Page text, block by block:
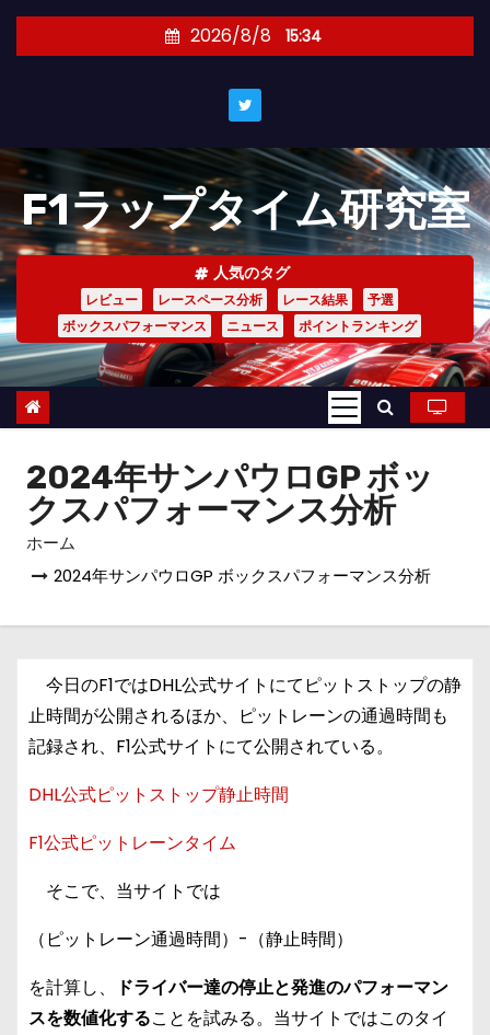
キ
ッ
プ
2026/8/8 15:34
F1ラップタイム研究室
人気のタグ
レビュー レースペース分析 レース結果
予選
ボックスパフォーマンス
ニュース ポイントランキング
2024年サンパウロGP ボッ
クスパフォーマンス分析
ホーム
2024年サンパウロGP ボックスパフォーマンス分析
今日のF1ではDHL公式サイトにてピットストップの静
止時間が公開されるほか、ピットレーンの通過時間も
記録され、F1公式サイトにて公開されている。
DHL公式ピットストップ静止時間
F1公式ピットレーンタイム
そこで、当サイトでは
（ピットレーン通過時間）-（静止時間）
を計算し、
ドライバー達の停止と発進のパフォーマン
スを数値化することを試みる。当サイトではこのタイ